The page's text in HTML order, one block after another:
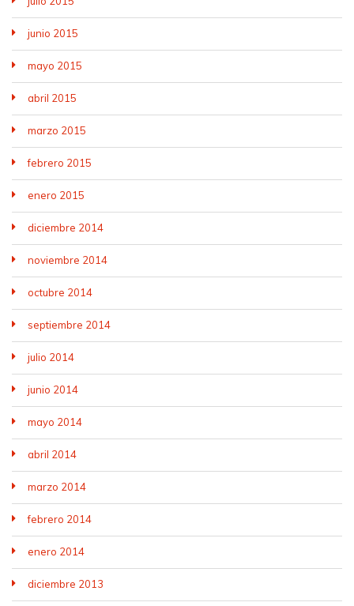
junio 2015
mayo 2015
abril 2015
marzo 2015
febrero 2015
enero 2015
diciembre 2014
noviembre 2014
octubre 2014
septiembre 2014
julio 2014
junio 2014
mayo 2014
abril 2014
marzo 2014
febrero 2014
enero 2014
diciembre 2013